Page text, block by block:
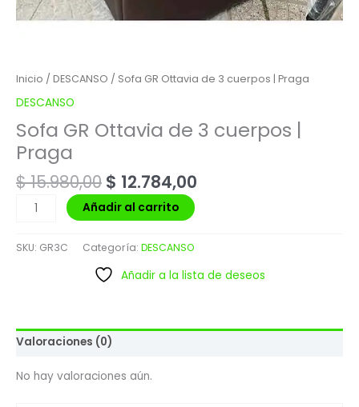
Inicio / DESCANSO / Sofa GR Ottavia de 3 cuerpos | Praga
DESCANSO
Sofa GR Ottavia de 3 cuerpos |
Praga
$15.980,00 $ 12.784,00
Añadir al carrito
SKU: GR3C Categoría: DESCANSO
Añadir a la lista de deseos
Valoraciones (0)
No hay valoraciones aún.